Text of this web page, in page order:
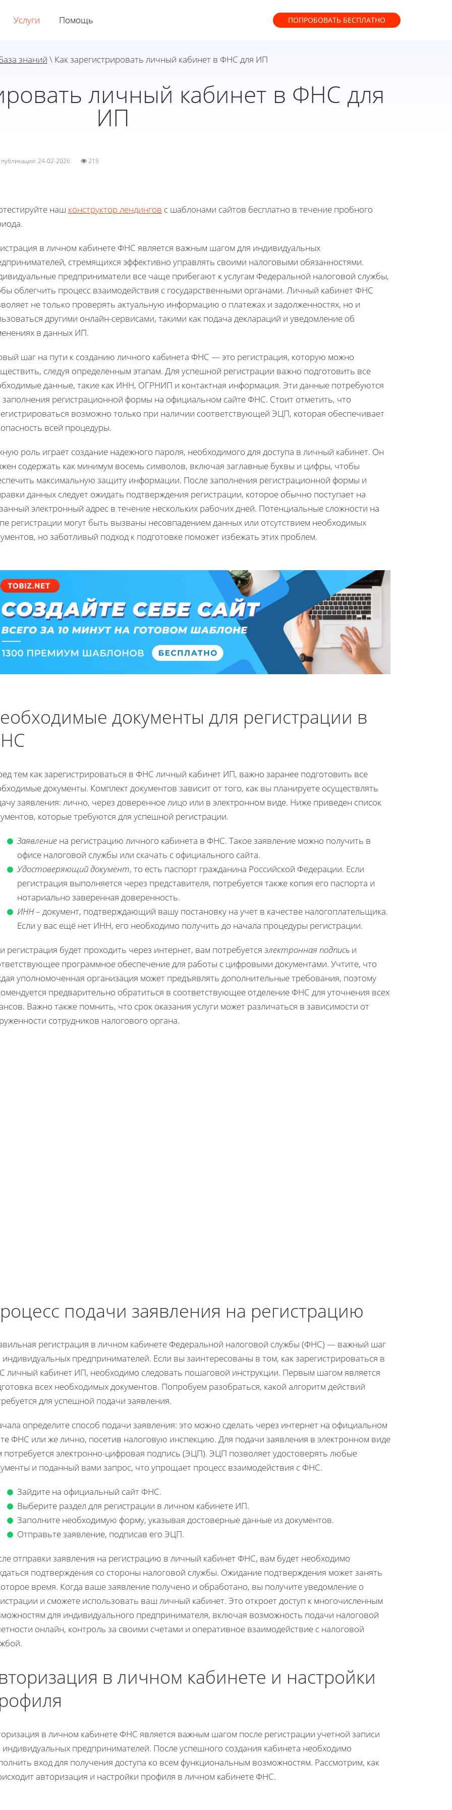
Услуги Помощь ПОПРОБОВАТЬ БЕСПЛАТНО
знаний \ Как зарегистрировать личный кабинет в ФНС для ИП
личный кабинет в ФНС для
ИП
публикации: 24-02-2026 215
наш конструктор лендингов с шаблонами сайтов бесплатно в течение пробного
в личном кабинете ФНС является важным шагом для индивидуальных
стремящихся эффективно управлять своими налоговыми обязанностями.
предприниматели все чаще прибегают к услугам Федеральной налоговой службы,
облегчить процесс взаимодействия с государственными органами. Личный кабинет ФНС
не только проверять актуальную информацию о платежах и задолженностях, но и
другими онлайн-сервисами, такими как подача деклараций и уведомление об
в данных ИП.
шаг на пути к созданию личного кабинета ФНС — это регистрация, которую можно
следуя определенным этапам. Для успешной регистрации важно подготовить все
данные, такие как ИНН, ОГРНИП и контактная информация. Эти данные потребуются
заполнения регистрационной формы на официальном сайте ФНС. Стоит отметить, что
возможно только при наличии соответствующей ЭЦП, которая обеспечивает
всей процедуры.
роль играет создание надежного пароля, необходимого для доступа в личный кабинет. Он
содержать как минимум восемь символов, включая заглавные буквы и цифры, чтобы
максимальную защиту информации. После заполнения регистрационной формы и
данных следует ожидать подтверждения регистрации, которое обычно поступает на
электронный адрес в течение нескольких рабочих дней. Потенциальные сложности на
регистрации могут быть вызваны несовпадением данных или отсутствием необходимых
но заботливый подход к подготовке поможет избежать этих проблем.
документы для регистрации в
тем как зарегистрироваться в ФНС личный кабинет ИП, важно заранее подготовить все
документы. Комплект документов зависит от того, как вы планируете осуществлять
заявления: лично, через доверенное лицо или в электронном виде. Ниже приведен список
которые требуются для успешной регистрации.
Заявление на регистрацию личного кабинета в ФНС. Такое заявление можно получить в
офисе налоговой службы или скачать с официального сайта.
Удостоверяющий документ, то есть паспорт гражданина Российской Федерации. Если
регистрация выполняется через представителя, потребуется также копия его паспорта и
нотариально заверенная доверенность.
ИНН– документ, подтверждающий вашу постановку на учет в качестве налогоплательщика.
Если у вас ещё нет ИНН, его необходимо получить до начала процедуры регистрации.
регистрация будет проходить через интернет, вам потребуется электронная подпись и
программное обеспечение для работы с цифровыми документами. Учтите, что
уполномоченная организация может предъявлять дополнительные требования, поэтому
предварительно обратиться в соответствующее отделение ФНС для уточнения всех
Важно также помнить, что срок оказания услуги может различаться в зависимости от
сотрудников налогового органа.
подачи заявления на регистрацию
регистрация в личном кабинете Федеральной налоговой службы (ФНС) — важный шаг
индивидуальных предпринимателей. Если вы заинтересованы в том, как зарегистрироваться в
личный кабинет ИП, необходимо следовать пошаговой инструкции. Первым шагом является
всех необходимых документов. Попробуем разобраться, какой алгоритм действий
для успешной подачи заявления.
определите способ подачи заявления: это можно сделать через интернет на официальном
ФНС или же лично, посетив налоговую инспекцию. Для подачи заявления в электронном виде
потребуется электронно-цифровая подпись (ЭЦП). ЭЦП позволяет удостоверять любые
и поданный вами запрос, что упрощает процесс взаимодействия с ФНС.
Зайдите на официальный сайт ФНС.
Выберите раздел для регистрации в личном кабинете ИП.
Заполните необходимую форму, указывая достоверные данные из документов.
Отправьте заявление, подписав его ЭЦП.
отправки заявления на регистрацию в личный кабинет ФНС, вам будет необходимо
подтверждения со стороны налоговой службы. Ожидание подтверждения может занять
время. Когда ваше заявление получено и обработано, вы получите уведомление о
и сможете использовать ваш личный кабинет. Это откроет доступ к многочисленным
для индивидуального предпринимателя, включая возможность подачи налоговой
онлайн, контроль за своими счетами и оперативное взаимодействие с налоговой
в личном кабинете и настройки
в личном кабинете ФНС является важным шагом после регистрации учетной записи
индивидуальных предпринимателей. После успешного создания кабинета необходимо
вход для получения доступа ко всем функциональным возможностям. Рассмотрим, как
авторизация и настройки профиля в личном кабинете ФНС.